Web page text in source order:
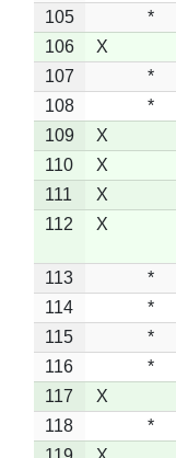
105 *
106
X
107
*
108
*
109
X
110
X
111
X
112
X
113
*
114
*
115
*
116
*
117
X
118
*